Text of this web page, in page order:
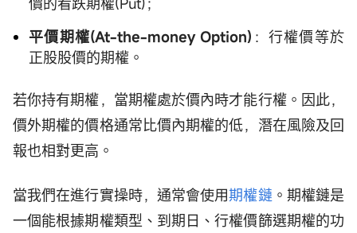
平價期權(At-the-money Option) ：行權價等於
正股股價的期權。
若你持有期權，當期權處於價內時才能行權。因此，
價外期權的價格通常比價內期權的低，潛在風險及回
報也相對更高。
當我們在進行實操時，通常會使用期權鏈 。期權鏈是
一個能根據期權類型、到期日、行權價篩選期權的功